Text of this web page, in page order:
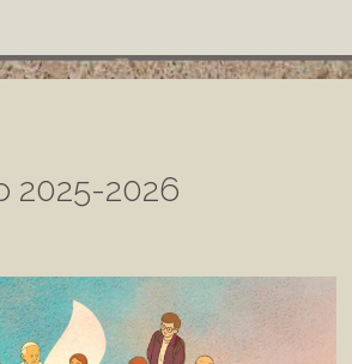
2025-2026